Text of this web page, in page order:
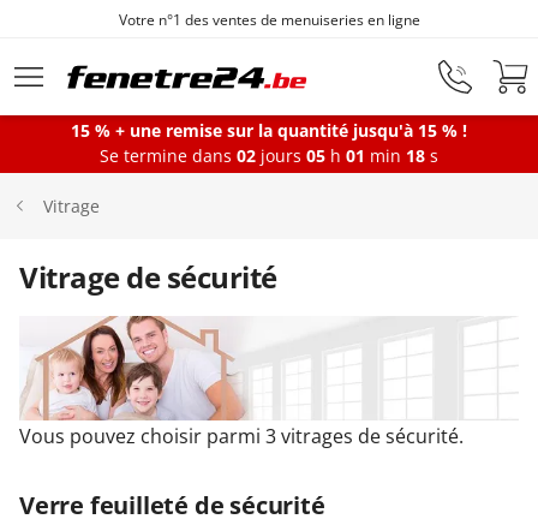
Aller au contenu principal
Votre n°1 des ventes de menuiseries en ligne
Fenêtres
Portes-fenêtres
Baies vitrées
Portes d'entrée
Protections solaires
15 % + une remise sur la quantité jusqu'à 15 % !
Se termine dans 02 jours 05 h 01 min 17 s
Vitrage
Vitrage de sécurité
Vous pouvez choisir parmi 3 vitrages de sécurité.
Verre feuilleté de sécurité